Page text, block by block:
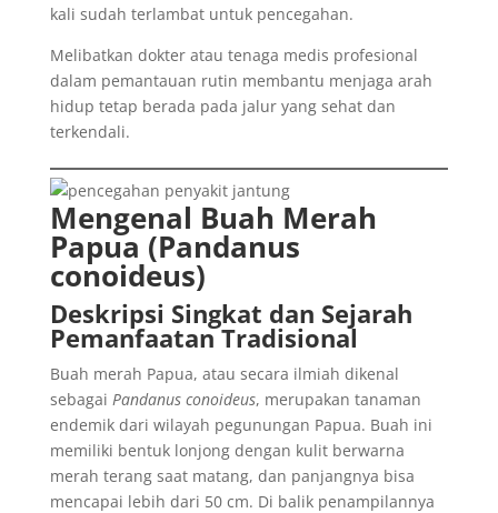
kali sudah terlambat untuk pencegahan.
Melibatkan dokter atau tenaga medis profesional
dalam pemantauan rutin membantu menjaga arah
hidup tetap berada pada jalur yang sehat dan
terkendali.
Mengenal Buah Merah
Papua (Pandanus
conoideus)
Deskripsi Singkat dan Sejarah
Pemanfaatan Tradisional
Buah merah Papua, atau secara ilmiah dikenal
sebagai Pandanus conoideus, merupakan tanaman
endemik dari wilayah pegunungan Papua. Buah ini
memiliki bentuk lonjong dengan kulit berwarna
merah terang saat matang, dan panjangnya bisa
mencapai lebih dari 50 cm. Di balik penampilannya